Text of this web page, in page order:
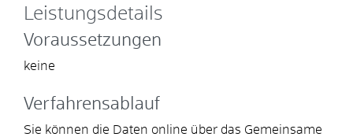
Leistungsdetails
Voraussetzungen
keine
Verfahrensablauf
Sie können die Daten online über das Gemeinsame